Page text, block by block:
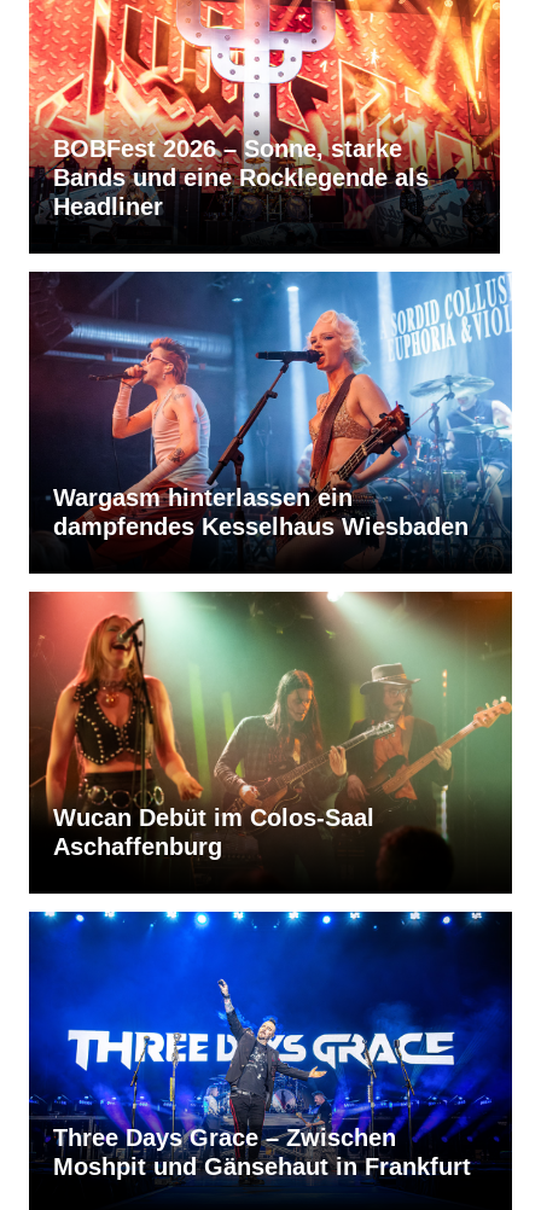
als
RVBang Festival 2026 –
bleibt die Metal-Hochburg des
Südens
Wargasm hinterlassen ein
dampfendes Kesselhaus Wiesbaden
Wucan Debüt im Colos-Saal
Aschaffenburg
Three Days Grace – Zwischen
Moshpit und Gänsehaut in Frankfurt